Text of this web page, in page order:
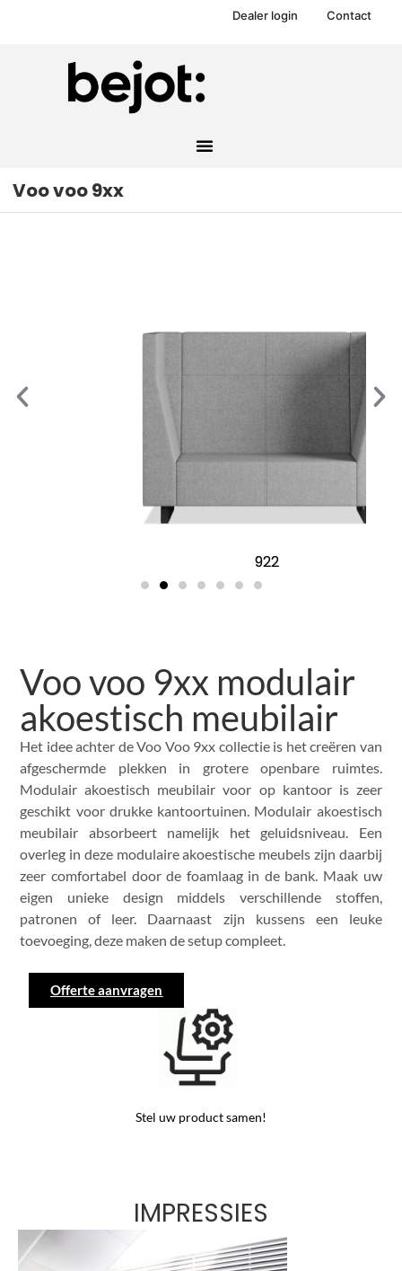
Dealer login Contact
Voo voo 9xx
Voo voo 9xx modulair
akoestisch meubilair
Het idee achter de Voo Voo 9xx collectie is het creëren van
afgeschermde plekken in grotere openbare ruimtes.
Modulair akoestisch meubilair voor op kantoor is zeer
geschikt voor drukke kantoortuinen. Modulair akoestisch
meubilair absorbeert namelijk het geluidsniveau. Een
overleg in deze modulaire akoestische meubels zijn daarbij
zeer comfortabel door de foamlaag in de bank. Maak uw
eigen unieke design middels verschillende stoffen,
patronen of leer. Daarnaast zijn kussens een leuke
toevoeging, deze maken de setup compleet.
Offerte aanvragen
Stel uw product samen!
IMPRESSIES